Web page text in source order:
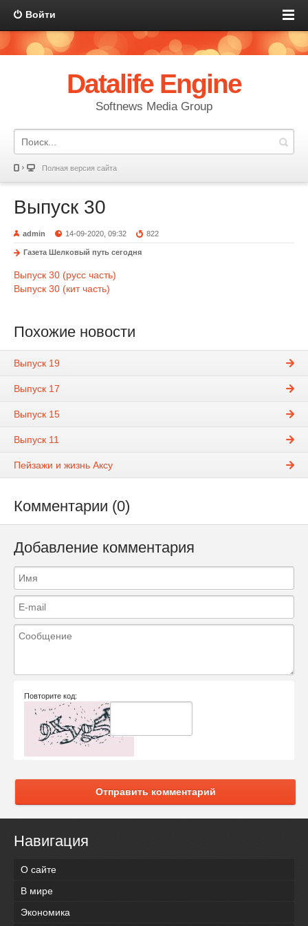
Войти
Datalife Engine
Softnews Media Group
Полная версия сайта
Выпуск 30
admin 14-09-2020, 09:32 822
Газета Шелковый путь сегодня
Выпуск 30 (русс часть)
Выпуск 30 (кит часть)
Похожие новости
Выпуск 19
Выпуск 17
Выпуск 15
Выпуск 11
Пейзажи и жизнь Аксу
Комментарии (0)
Добавление комментария
Повторите код:
Отправить комментарий
Навигация
О сайте
В мире
Экономика